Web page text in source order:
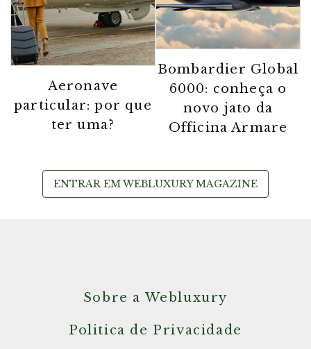
Aeronave
particular: por que
ter uma?
Bombardier Global
6000: conheça o
novo jato da
Officina Armare
ENTRAR EM WEBLUXURY MAGAZINE
Sobre a Webluxury
Politica de Privacidade